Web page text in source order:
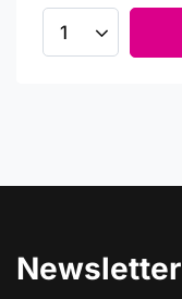
Newsletter